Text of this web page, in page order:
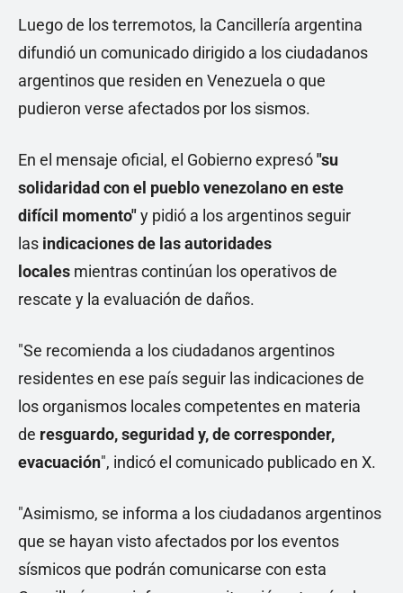
Luego de los terremotos, la Cancillería argentina
difundió un comunicado dirigido a los ciudadanos
argentinos que residen en Venezuela o que
pudieron verse afectados por los sismos.
En el mensaje oficial, el Gobierno expresó"su
solidaridad con el pueblo venezolano en este
difícil momento"y pidió a los argentinos seguir
las indicaciones de las autoridades
locales mientras continúan los operativos de
rescate y la evaluación de daños.
"Se recomienda a los ciudadanos argentinos
residentes en ese país seguir las indicaciones de
los organismos locales competentes en materia
de resguardo, seguridad y, de corresponder,
evacuación", indicó el comunicado publicado en X.
"Asimismo, se informa a los ciudadanos argentinos
que se hayan visto afectados por los eventos
sísmicos que podrán comunicarse con esta